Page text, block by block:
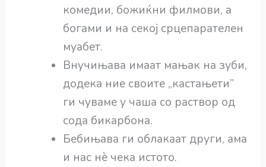
комедии, божиќни филмови, а
богами и на секој срцепарателен
муабет.
Внучињава имаат мањак на зуби,
додека ние своите „кастањети”
ги чуваме у чаша со раствор од
сода бикарбона.
Бебињава ги облакаат други, ама
и нас нѐ чека истото.